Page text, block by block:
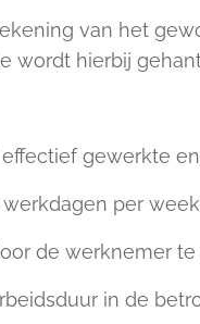
van het
wordt hierbij
effectief gewerkte
werkdagen per
de werknemer
in de